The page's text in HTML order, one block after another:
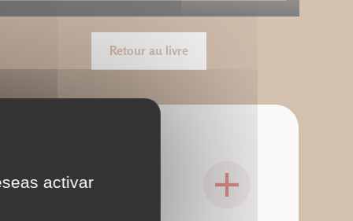
Retour au livre
activar